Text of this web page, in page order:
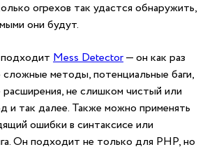
огрехов так удастся обнаружить,
они будут.
Mess Detector— он как раз
методы, потенциальные баги,
расширения, не слишком чистый или
и так далее. Также можно применять
ошибки в синтаксисе или
Он подходит не только для PHP, но